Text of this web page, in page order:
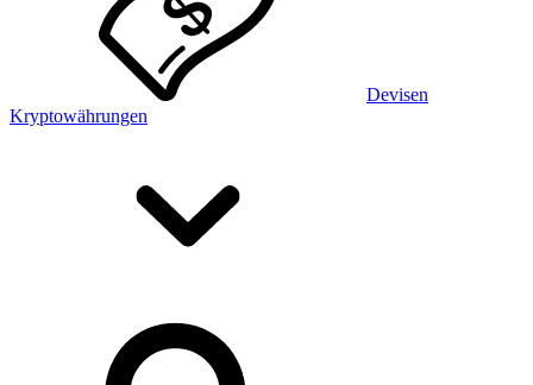
Devisen
Kryptowährungen